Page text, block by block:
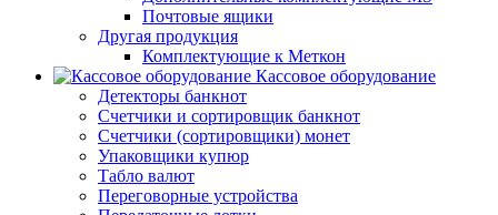
Почтовые ящики
Другая продукция
Комплектующие к Меткон
Кассовое оборудование
Детекторы банкнот
Счетчики и сортировщик банкнот
Счетчики (сортировщики) монет
Упаковщики купюр
Табло валют
Переговорные устройства